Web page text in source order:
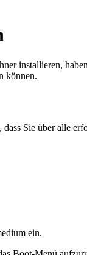
installieren,
können.
Sie über alle
ein.